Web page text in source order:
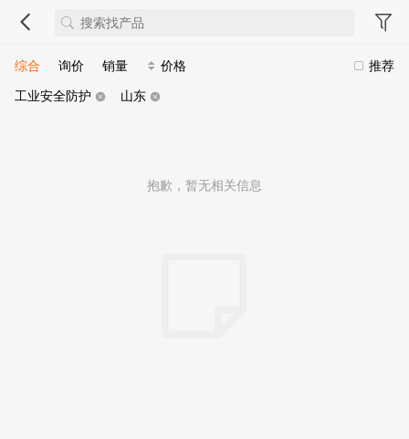
推荐
综合 询价 销量
价格
工业安全防护
山东
抱歉，暂无相关信息